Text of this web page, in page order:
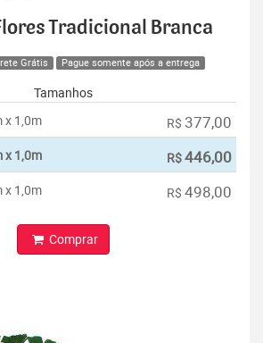
Tradicional Branca
Grátis Pague somente após a entrega
Tamanhos
x 1,0m
R$ 377,00
x 1,0m R$446,00
x 1,0m R$ 498,00
Comprar